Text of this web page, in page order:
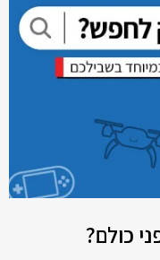
כולם?